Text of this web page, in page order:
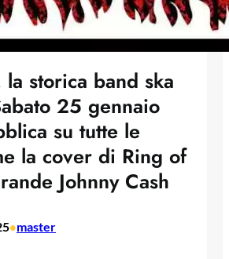
storica band ska
25 gennaio
su tutte le
la cover di Ring of
Johnny Cash
•master